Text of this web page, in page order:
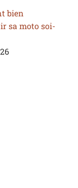
bien
sa moto soi-